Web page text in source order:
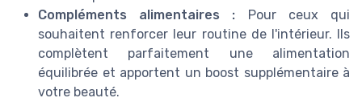
Compléments alimentaires : Pour ceux qui
souhaitent renforcer leur routine de l'intérieur. Ils
complètent parfaitement une alimentation
équilibrée et apportent un boost supplémentaire à
votre beauté.